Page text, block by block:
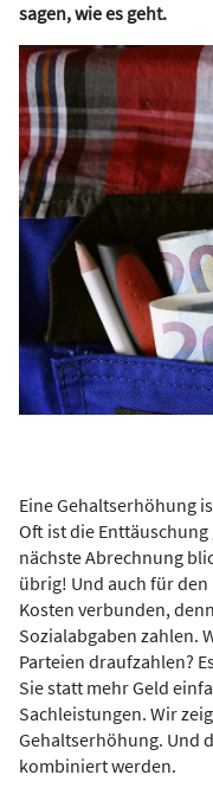
sagen, wie es geht.
Eine Gehaltserhöhung
Oft ist die
nächste Abrechnung
übrig! Und auch für
Kosten verbunden,
Sozialabgaben zahlen.
Parteien draufzahlen?
Sie statt mehr Geld
Sachleistungen. Wir
Gehaltserhöhung. Und
kombiniert werden.